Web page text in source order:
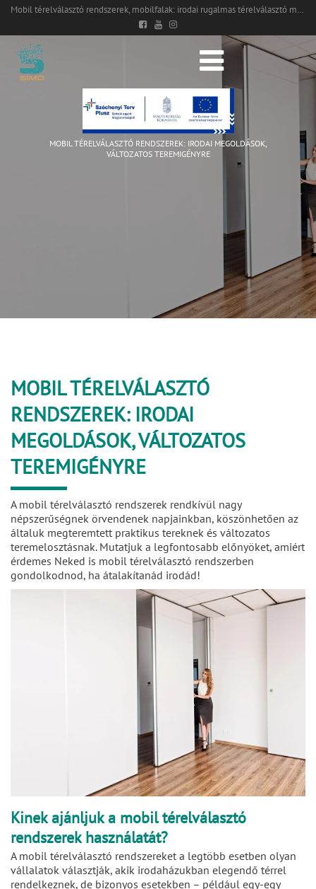
Mobil térelválasztó rendszerek, mobilfalak: irodai rugalmas térelválasztó megoldások a SIMO Group-tól
MOBIL TÉRELVÁLASZTÓ RENDSZEREK: IRODAI MEGOLDÁSOK,
VÁLTOZATOS TEREMIGÉNYRE
MOBIL TÉRELVÁLASZTÓ
RENDSZEREK: IRODAI
MEGOLDÁSOK, VÁLTOZATOS
TEREMIGÉNYRE
A mobil térelválasztó rendszerek rendkívül nagy
népszerűségnek örvendenek napjainkban, köszönhetően az
általuk megteremtett praktikus tereknek és változatos
teremelosztásnak. Mutatjuk a legfontosabb előnyöket, amiért
érdemes Neked is mobil térelválasztó rendszerben
gondolkodnod, ha átalakítanád irodád!
Kinek ajánljuk a mobil térelválasztó
rendszerek használatát?
A mobil térelválasztó rendszereket a legtöbb esetben olyan
vállalatok választják, akik irodaházukban elegendő térrel
rendelkeznek, de bizonyos esetekben – például egy-egy